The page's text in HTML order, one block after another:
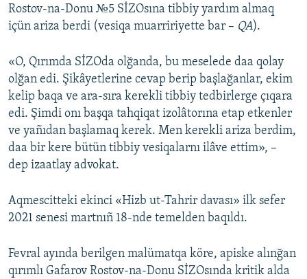
Rostov-na-Donu №5 SİZOsına tibbiy yardım almaq
içün ariza berdi (vesiqa muarririyette bar – QA).
«O, Qırımda SİZOda olğanda, bu meselede daa qolay
olğan edi. Şikâyetlerine cevap berip başlağanlar, ekim
kelip baqa ve ara-sıra kerekli tibbiy tedbirlerge çıqara
edi. Şimdi onı başqa tahqiqat izolâtorına etap etkenler
ve yañıdan başlamaq kerek. Men kerekli ariza berdim,
daa bir kere bütün tibbiy vesiqalarnı ilâve ettim», –
dep izaatlay advokat.
Aqmescitteki ekinci «Hizb ut-Tahrir davası» ilk sefer
2021 senesi martnıñ 18-nde temelden baqıldı.
Fevral ayında berilgen malümatqa köre, apiske alınğan
qırımlı Gafarov Rostov-na-Donu SİZOsında kritik alda